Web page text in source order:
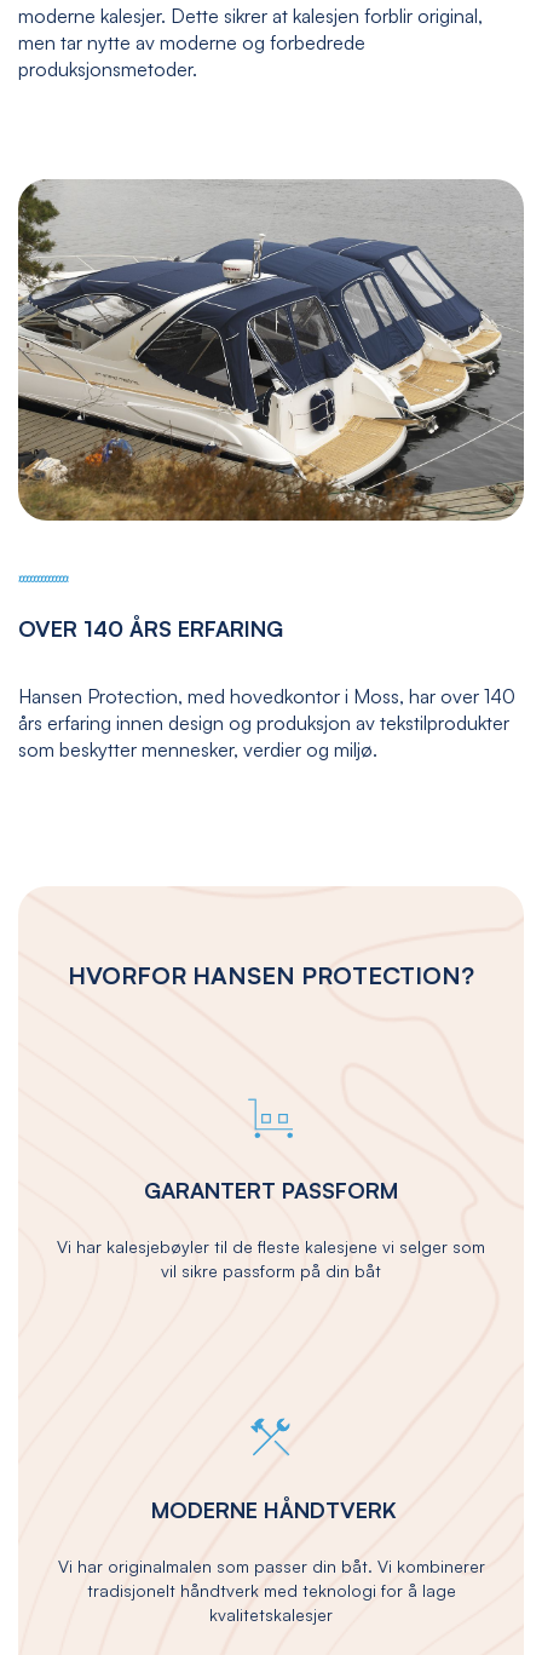
moderne kalesjer. Dette sikrer at kalesjen forblir original,
men tar nytte av moderne og forbedrede
produksjonsmetoder.
OVER 140 ÅRS ERFARING
Hansen Protection, med hovedkontor i Moss, har over 140
års erfaring innen design og produksjon av tekstilprodukter
som beskytter mennesker, verdier og miljø.
HVORFOR HANSEN PROTECTION?
GARANTERT PASSFORM
Vi har kalesjebøyler til de fleste kalesjene vi selger som
vil sikre passform på din båt
MODERNE HÅNDTVERK
Vi har originalmalen som passer din båt. Vi kombinerer
tradisjonelt håndtverk med teknologi for å lage
kvalitetskalesjer